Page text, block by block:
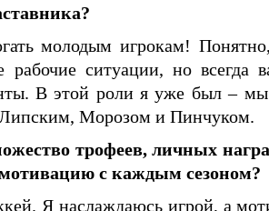
молодым игрокам!
рабочие ситуации, но всегда
В этой роли я уже был –
Морозом и Пинчуком.
трофеев, личных
с каждым сезоном?
Я наслаждаюсь игрой, а